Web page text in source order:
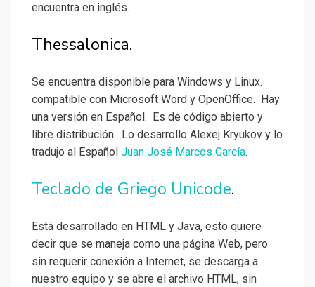
encuentra en inglés.
Thessalonica.
Se encuentra disponible para Windows y Linux.
compatible con Microsoft Word y OpenOffice. Hay
una versión en Español. Es de código abierto y
libre distribución. Lo desarrollo Alexej Kryukov y lo
tradujo al Español Juan José Marcos García.
Teclado de Griego Unicode.
Está desarrollado en HTML y Java, esto quiere
decir que se maneja como una página Web, pero
sin requerir conexión a Internet, se descarga a
nuestro equipo y se abre el archivo HTML, sin